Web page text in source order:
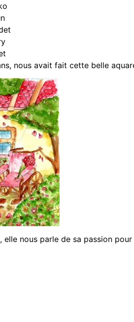
nous avait fait cette belle
elle nous parle de sa passion